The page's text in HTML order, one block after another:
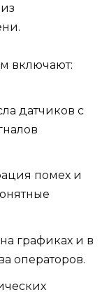
включают:
датчиков с
помех и
графиках и в
операторов.